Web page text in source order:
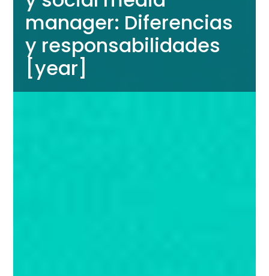
manager: Diferencias
y responsabilidades
[year]